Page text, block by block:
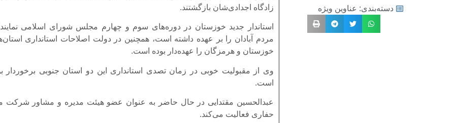
دسته‌بندی: عناوین ویژه
زادگاه اجدادی‌شان بازگشتند.
استاندار جدید خوزستان در دوره‌های سوم و چهارم مجلس شورای اسلامی
مردم آبادان را بر عهده داشته است، همچنین در دولت اصلاحات استانداری‌
خوزستان و هرمزگان را عهده‌دار بوده است.
وی از مقبولیت خوبی در زمان تصدی استانداری‌ این دو استان جنوبی برخوردار
است.
عبدالحسین مقتدایی در حال حاضر به عنوان عضو هیئت مدیره و مشاور شرکت
حفاری فعالیت می‌کند.